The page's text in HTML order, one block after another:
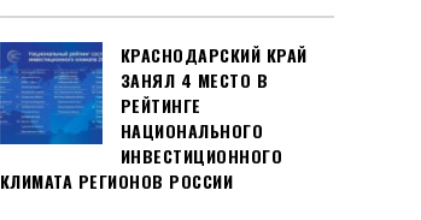
КРАСНОДАРСКИЙ КРАЙ
ЗАНЯЛ 4 МЕСТО В
РЕЙТИНГЕ
НАЦИОНАЛЬНОГО
ИНВЕСТИЦИОННОГО
КЛИМАТА РЕГИОНОВ РОССИИ